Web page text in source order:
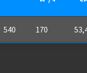
540 170